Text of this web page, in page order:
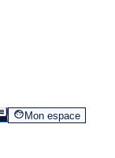
Mon espace